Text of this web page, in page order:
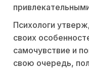
Психологи
своих
самочувствие и
свою очередь,